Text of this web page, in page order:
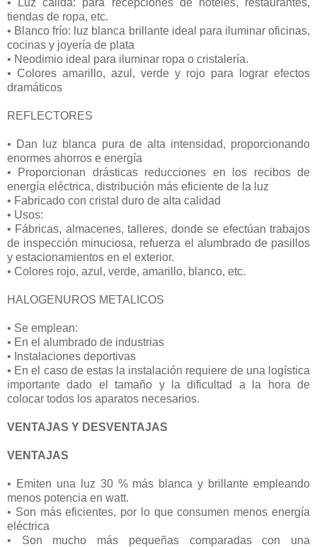
tiendas de ropa, etc.
• Blanco frío: luz blanca brillante ideal para iluminar oficinas,
cocinas y joyería de plata
• Neodimio ideal para iluminar ropa o cristalería.
• Colores amarillo, azul, verde y rojo para lograr efectos
dramáticos
REFLECTORES
• Dan luz blanca pura de alta intensidad, proporcionando
enormes ahorros e energía
• Proporcionan drásticas reducciones en los recibos de
energía eléctrica, distribución más eficiente de la luz
• Fabricado con cristal duro de alta calidad
• Usos:
• Fábricas, almacenes, talleres, donde se efectúan trabajos
de inspección minuciosa, refuerza el alumbrado de pasillos
y estacionamientos en el exterior.
• Colores rojo, azul, verde, amarillo, blanco, etc.
HALOGENUROS METALICOS
• Se emplean:
• En el alumbrado de industrias
• Instalaciones deportivas
• En el caso de estas la instalación requiere de una logística
importante dado el tamaño y la dificultad a la hora de
colocar todos los aparatos necesarios.
VENTAJAS Y DESVENTAJAS
VENTAJAS
• Emiten una luz 30 % más blanca y brillante empleando
menos potencia en watt.
• Son más eficientes, por lo que consumen menos energía
eléctrica
• Son mucho más pequeñas comparadas con una